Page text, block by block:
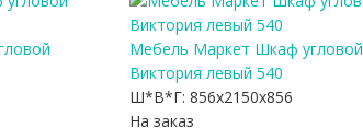
Мебель Маркет Шкаф угловой
Виктория левый 540
Ш*В*Г: 856x2150x856
На заказ